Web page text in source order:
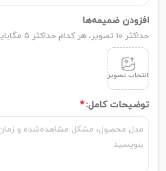
افزودن ضمیمه‌ها
حداکثر ۱۰ تصویر، هر کدام حداکثر ۵ مگابایت
انتخاب تصویر
توضیحات کامل:*